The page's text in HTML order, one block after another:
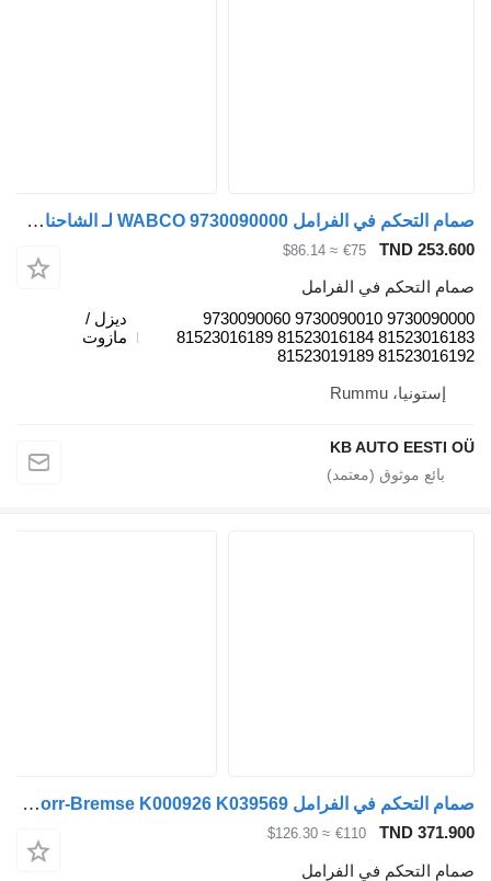
صمام التحكم في الفرامل WABCO 9730090000 لـ الشاحنات MAN TGL, TGM, TGS, TGX (2005-2021)
TND
€75
≈ $86.14
التحكم في الفرامل
9730090000 9730090010 9730090060
81523016183 81523016184 81523016189
81523016192
ديزل /
مازوت
إستونيا، Rummu
KB AUTO EESTI
صمام التحكم في الفرامل Knorr-Bremse K000926 K039569 لـ الشاحنات MAN TGL, TGM, TGS, TGX (2005-2021)
TND
€110
≈ $126.30
التحكم في الفرامل